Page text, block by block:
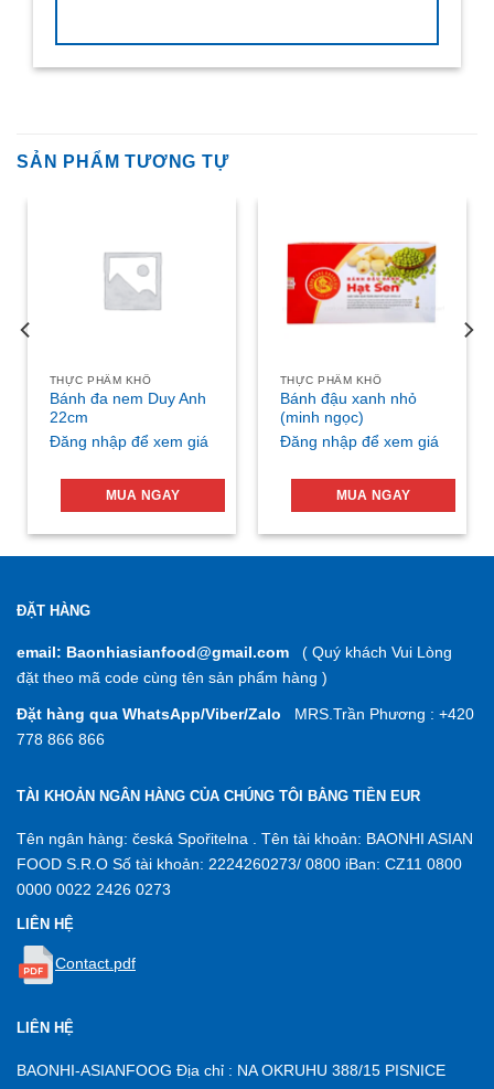
SẢN PHẨM TƯƠNG TỰ
THỰC PHẨM KHÔ
Bánh đa nem Duy Anh
22cm
Đăng nhập để xem giá
MUA NGAY
THỰC PHẨM KHÔ
Bánh đậu xanh nhỏ
(minh ngọc)
Đăng nhập để xem giá
MUA NGAY
ĐẶT HÀNG
email: Baonhiasianfood@gmail.com ( Quý khách Vui Lòng
đặt theo mã code cùng tên sản phẩm hàng )
Đặt hàng qua WhatsApp/Viber/Zalo MRS.Trần Phương : +420
778 866 866
TÀI KHOẢN NGÂN HÀNG CỦA CHÚNG TÔI BẰNG TIỀN EUR
Tên ngân hàng: česká Spořitelna . Tên tài khoản: BAONHI ASIAN
FOOD S.R.O Số tài khoản: 2224260273/ 0800 iBan: CZ11 0800
0000 0022 2426 0273
LIÊN HỆ
Contact.pdf
LIÊN HỆ
BAONHI-ASIANFOOG Địa chỉ : NA OKRUHU 388/15 PISNICE